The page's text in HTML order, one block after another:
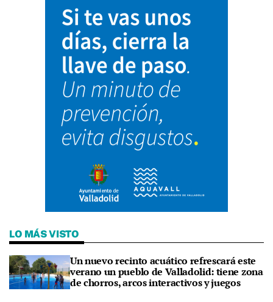
LO MÁS VISTO
Un nuevo recinto acuático refrescará este
verano un pueblo de Valladolid: tiene zona
de chorros, arcos interactivos y juegos